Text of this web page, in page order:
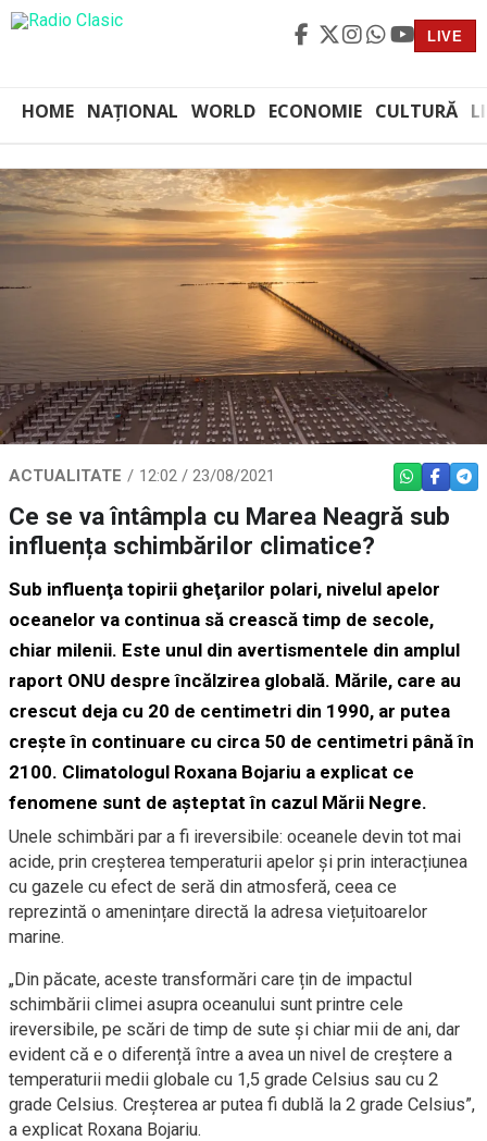
LIVE
HOME NAȚIONAL WORLD ECONOMIE CULTURĂ
ACTUALITATE 12:02 / 23/08/2021 WHATSAPP
Ce se va întâmpla cu Marea Neagră sub
influența schimbărilor climatice?
Sub influenţa topirii gheţarilor polari, nivelul apelor
oceanelor va continua să crească timp de secole,
chiar milenii. Este unul din avertismentele din amplul
raport ONU despre încălzirea globală. Mările, care au
crescut deja cu 20 de centimetri din 1990, ar putea
creşte în continuare cu circa 50 de centimetri până în
2100. Climatologul Roxana Bojariu a explicat ce
fenomene sunt de așteptat în cazul Mării Negre.
Unele schimbări par a fi ireversibile: oceanele devin tot mai
acide, prin creșterea temperaturii apelor și prin interacțiunea
cu gazele cu efect de seră din atmosferă, ceea ce
reprezintă o amenințare directă la adresa viețuitoarelor
marine.
„Din păcate, aceste transformări care țin de impactul
schimbării climei asupra oceanului sunt printre cele
ireversibile, pe scări de timp de sute și chiar mii de ani, dar
evident că e o diferență între a avea un nivel de creștere a
temperaturii medii globale cu 1,5 grade Celsius sau cu 2
grade Celsius. Creșterea ar putea fi dublă la 2 grade Celsius”,
a explicat Roxana Bojariu.